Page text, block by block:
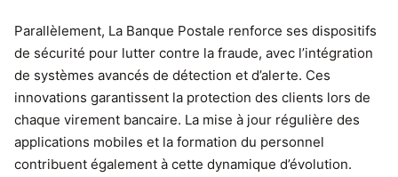
Parallèlement, La Banque Postale renforce ses dispositifs
de sécurité pour lutter contre la fraude, avec l’intégration
de systèmes avancés de détection et d’alerte. Ces
innovations garantissent la protection des clients lors de
chaque virement bancaire. La mise à jour régulière des
applications mobiles et la formation du personnel
contribuent également à cette dynamique d’évolution.